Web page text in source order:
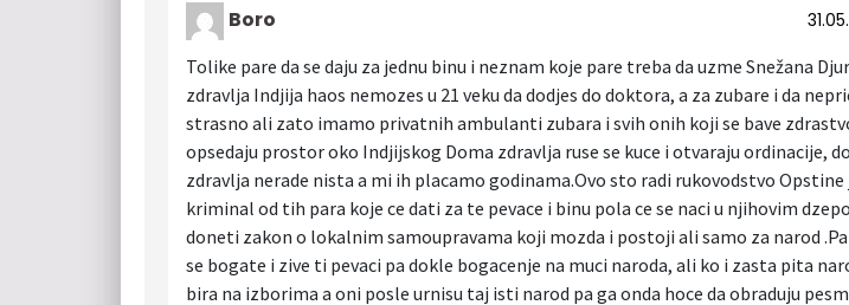
Boro
Tolike pare da se daju za jednu binu i neznam koje pare treba da uzme Snežana
zdravlja Indjija haos nemozes u 21 veku da dodjes do doktora, a za zubare i da
strasno ali zato imamo privatnih ambulanti zubara i svih onih koji se bave
opsedaju prostor oko Indjijskog Doma zdravlja ruse se kuce i otvaraju ordinacije,
zdravlja nerade nista a mi ih placamo godinama.Ovo sto radi rukovodstvo Opstine
kriminal od tih para koje ce dati za te pevace i binu pola ce se naci u njihovim
doneti zakon o lokalnim samoupravama koji mozda i postoji ali samo za narod
se bogate i zive ti pevaci pa dokle bogacenje na muci naroda, ali ko i zasta pita
bira na izborima a oni posle urnisu taj isti narod pa ga onda hoce da obraduju